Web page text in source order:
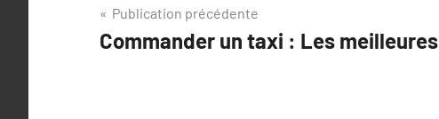
Navigation
de
Publication précédente
Commander un taxi : Les